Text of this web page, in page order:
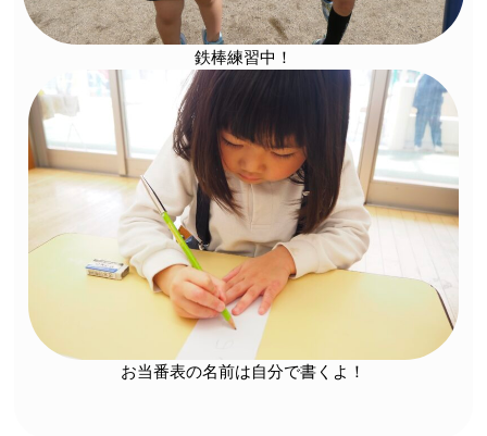
鉄棒練習中！
お当番表の名前は自分で書くよ！